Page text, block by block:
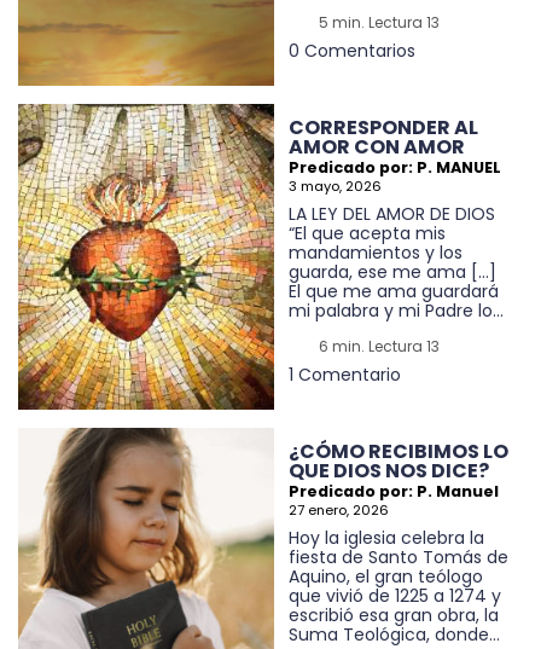
5 min. Lectura 13
0 Comentarios
CORRESPONDER AL
AMOR CON AMOR
Predicado por: P. MANUEL
3 mayo, 2026
LA LEY DEL AMOR DE DIOS
“El que acepta mis
mandamientos y los
guarda, ese me ama […]
El que me ama guardará
mi palabra y mi Padre lo...
6 min. Lectura 13
1 Comentario
¿CÓMO RECIBIMOS LO
QUE DIOS NOS DICE?
Predicado por: P. Manuel
27 enero, 2026
Hoy la iglesia celebra la
fiesta de Santo Tomás de
Aquino, el gran teólogo
que vivió de 1225 a 1274 y
escribió esa gran obra, la
Suma Teológica, donde...